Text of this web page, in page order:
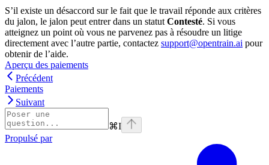
S’il existe un désaccord sur le fait que le travail réponde aux critères
du jalon, le jalon peut entrer dans un statut Contesté. Si vous
atteignez un point où vous ne parvenez pas à résoudre un litige
directement avec l’autre partie, contactez support@opentrain.ai pour
obtenir de l’aide.
Aperçu des paiements
Précédent
Paiements
Suivant
⌘I
Propulsé par